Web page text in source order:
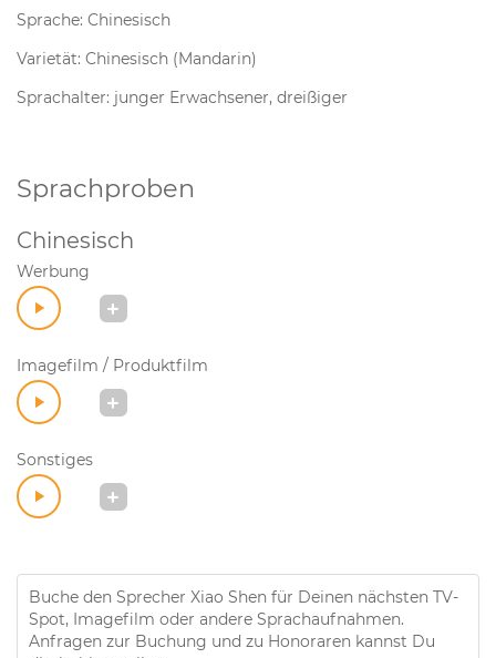
Sprache: Chinesisch
Varietät: Chinesisch (Mandarin)
Sprachalter: junger Erwachsener, dreißiger
Sprachproben
Chinesisch
Werbung
Imagefilm / Produktfilm
Sonstiges
Buche den Sprecher Xiao Shen für Deinen nächsten TV-
Spot, Imagefilm oder andere Sprachaufnahmen.
Anfragen zur Buchung und zu Honoraren kannst Du